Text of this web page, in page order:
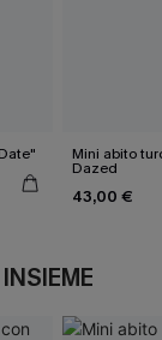
Mini abito
Dazed
43,00 €